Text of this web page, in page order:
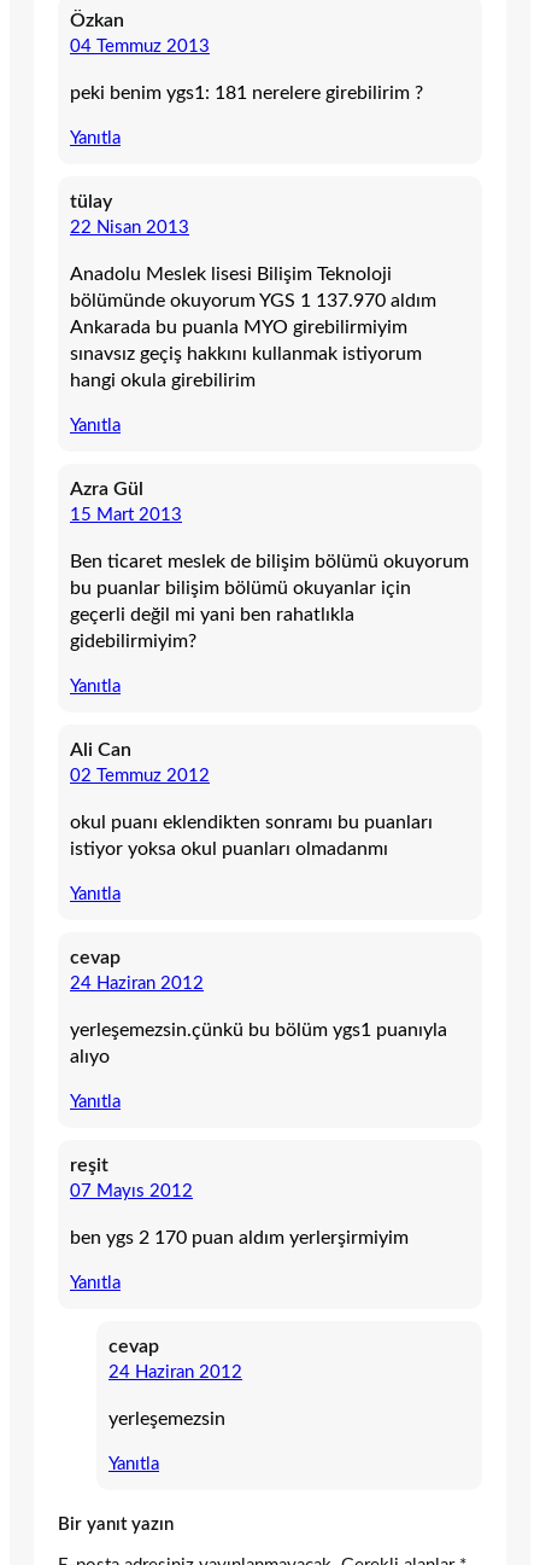
Özkan
04 Temmuz 2013
peki benim ygs1: 181 nerelere girebilirim ?
Yanıtla
tülay
22 Nisan 2013
Anadolu Meslek lisesi Bilişim Teknoloji
bölümünde okuyorum YGS 1 137.970 aldım
Ankarada bu puanla MYO girebilirmiyim
sınavsız geçiş hakkını kullanmak istiyorum
hangi okula girebilirim
Yanıtla
Azra Gül
15 Mart 2013
Ben ticaret meslek de bilişim bölümü okuyorum
bu puanlar bilişim bölümü okuyanlar için
geçerli değil mi yani ben rahatlıkla
gidebilirmiyim?
Yanıtla
Ali Can
02 Temmuz 2012
okul puanı eklendikten sonramı bu puanları
istiyor yoksa okul puanları olmadanmı
Yanıtla
cevap
24 Haziran 2012
yerleşemezsin.çünkü bu bölüm ygs1 puanıyla
alıyo
Yanıtla
reşit
07 Mayıs 2012
ben ygs 2 170 puan aldım yerlerşirmiyim
Yanıtla
cevap
24 Haziran 2012
yerleşemezsin
Yanıtla
Bir yanıt yazın